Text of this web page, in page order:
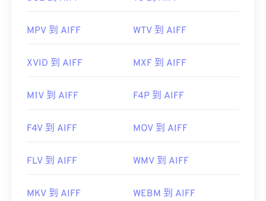
MPV 到 AIFF WTV 到 AIFF
XVID 到 AIFF MXF 到 AIFF
M1V 到 AIFF F4P 到 AIFF
F4V 到 AIFF MOV 到 AIFF
FLV 到 AIFF WMV 到 AIFF
MKV 到 AIFF WEBM 到 AIFF